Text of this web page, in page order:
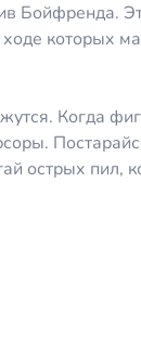
Бойфренда.
которых
Когда
острых пил,